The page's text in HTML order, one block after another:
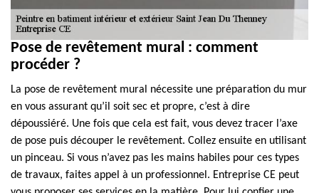
Pose de revêtement mural : comment
procéder ?
La pose de revêtement mural nécessite une préparation du mur
en vous assurant qu’il soit sec et propre, c’est à dire
dépoussiéré. Une fois que cela est fait, vous devez tracer l’axe
de pose puis découper le revêtement. Collez ensuite en utilisant
un pinceau. Si vous n’avez pas les mains habiles pour ces types
de travaux, faites appel à un professionnel. Entreprise CE peut